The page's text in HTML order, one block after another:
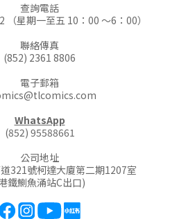
查詢電話
（星期一至五 10：00 ～6：00）
聯絡傳真
(852) 2361 8806
電子郵箱
WhatsApp
(852) 95588661
公司地址
321號柯達大廈第二期1207室
鐵鰂魚涌站C出口)